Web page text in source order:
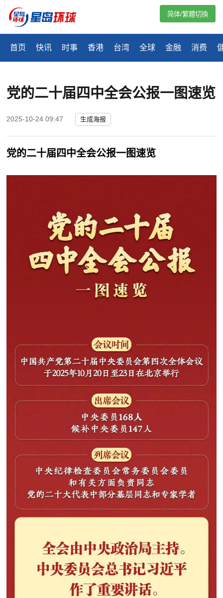
首页 快讯 时事 香港 台湾 全球 金融 消费
简体/繁體切換
党的二十届四中全会公报一图速览
2025-10-24 09:47 生成海报
党的二十届 四中全会公报一图速览